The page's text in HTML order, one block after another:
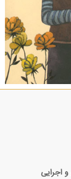
اجرایی